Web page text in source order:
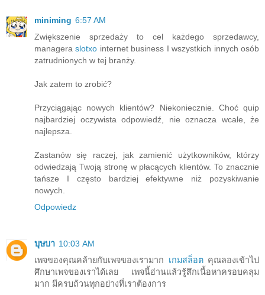
miniming 6:57 AM
Zwiększenie sprzedaży to cel każdego sprzedawcy,
manageraslotxo internet business I wszystkich innych osób
zatrudnionych w tej branży.
Jak zatem to zrobić?
Przyciągając nowych klientów? Niekoniecznie. Choć quip
najbardziej oczywista odpowiedź, nie oznacza wcale, że
najlepsza.
Zastanów się raczej, jak zamienić użytkowników, którzy
odwiedzają Twoją stronę w płacących klientów. To znacznie
tańsze I często bardziej efektywne niż pozyskiwanie
nowych.
Odpowiedz
บุษบา 10:03 AM
เพจของคุณคล้ายกับเพจของเรามาก เกมสล็อตคุณลองเข้าไป
ศึกษาเพจของเราได้เลย เพจนี้อ่านแล้วรู้สึกเนื้อหาครอบคลุม
มาก มีครบถ้วนทุกอย่างที่เราต้องการ